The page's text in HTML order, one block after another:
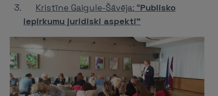
Kristīne Gaigule-Šāvēja: “Publisko
iepirkumu juridiski aspekti”